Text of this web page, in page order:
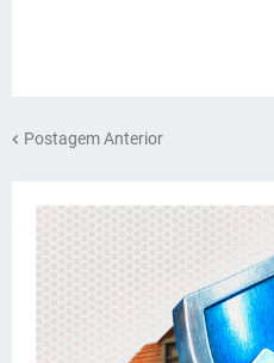
Postagem Anterior